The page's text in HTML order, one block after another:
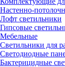
Настенно-
Лофт светильники
Гипсовые
Мебельные
Светильники для
Светодиодные
Бактерицидные